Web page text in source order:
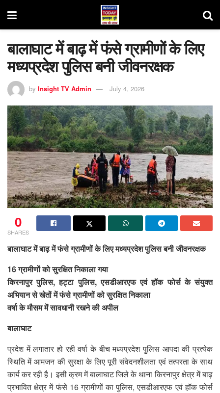
बालाघाट में बाढ़ में फंसे ग्रामीणों के लिए
मध्यप्रदेश पुलिस बनी जीवनरक्षक
by Insight TV Admin July 4, 2026
0
SHARES
बालाघाट में बाढ़ में फंसे ग्रामीणों के लिए मध्यप्रदेश पुलिस बनी जीवनरक्षक
16 ग्रामीणों को सुरक्षित निकाला गया
किरनापुर पुलिस, हट्टा पुलिस, एसडीआरएफ एवं हॉक फोर्स के संयुक्त
अभियान से खेतों में फंसे ग्रामीणों को सुरक्षित निकाला
वर्षा के मौसम में सावधानी रखने की अपील
बालाघाट
प्रदेश में लगातार हो रही वर्षा के बीच मध्यप्रदेश पुलिस आपदा की प्रत्येक
स्थिति में आमजन की सुरक्षा के लिए पूरी संवेदनशीलता एवं तत्परता के साथ
कार्य कर रही है। इसी क्रम में बालाघाट जिले के थाना किरनापुर क्षेत्र में बाढ़
प्रभावित क्षेत्र में फंसे 16 ग्रामीणों का पुलिस, एसडीआरएफ एवं हॉक फोर्स